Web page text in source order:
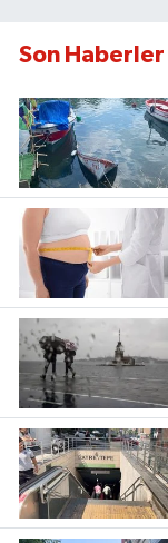
Son Haberler